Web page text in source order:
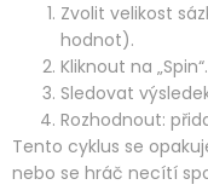
Zvolit velikost
hodnot).
Kliknout na „Spin“.
Sledovat
Rozhodnout:
Tento cyklus se
nebo se hráč necítí